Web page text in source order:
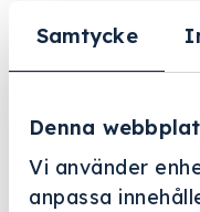
Samtycke
Denna
Vi använder
anpassa